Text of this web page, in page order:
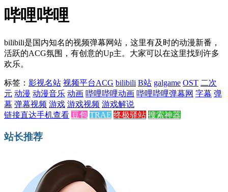
哔哩哔哩
bilibili是国内知名的视频弹幕网站，这里有及时的动漫新番，
活跃的ACG氛围，有创意的Up主。大家可以在这里找到许多
欢乐。
标签： 影视名站 视频平台ACG bilibili B站 galgame OST 二次
元 动漫 动漫音乐 动画 哔哩哔哩动画 哔哩哔哩弹幕网 字幕 弹
幕 弹幕视频 游戏 游戏视频 游戏解说
链接直达手机查看 豆包 TRAE 终极驿站 搜索神器
站长推荐